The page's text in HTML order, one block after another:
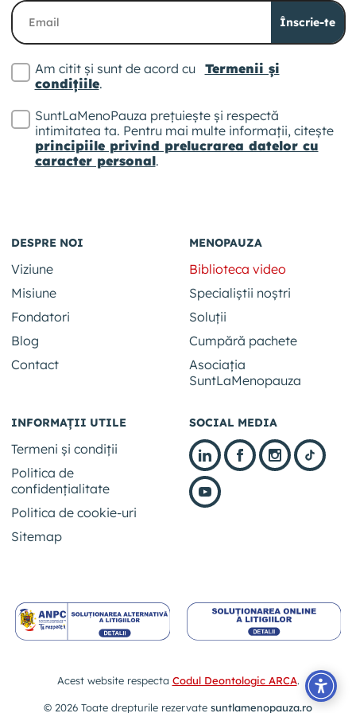
Înscrie-te
Am citit și sunt de acord cu Termenii și
condițiile.
SuntLaMenoPauza prețuiește și respectă
intimitatea ta. Pentru mai multe informații, citește
principiile privind prelucrarea datelor cu
caracter personal.
DESPRE NOI
Viziune
Misiune
Fondatori
Blog
Contact
MENOPAUZA
Biblioteca video
Specialiștii noștri
Soluții
Cumpără pachete
Asociația
SuntLaMenopauza
INFORMAȚII UTILE
Termeni și condiții
Politica de
confidențialitate
Politica de cookie-uri
Sitemap
SOCIAL MEDIA
Acest website respecta Codul Deontologic ARCA.
© 2026 Toate drepturile rezervate suntlamenopauza.ro